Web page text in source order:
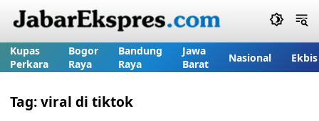
Kupas
Perkara
Bogor
Raya
Bandung
Raya
Jawa
Barat
Nasional Ekbis
Tag:viral di tiktok